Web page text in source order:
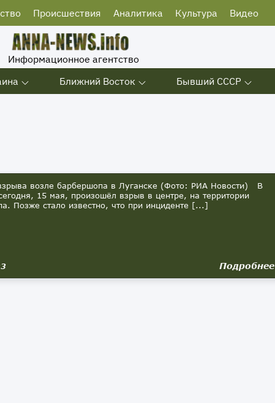
Происшествия Аналитика Культура Видео
Информационное агентство
Ближний Восток Бывший СССР
возле барбершопа в Луганске (Фото: РИА Новости) В
15 мая, произошёл взрыв в центре, на территории
Позже стало известно, что при инциденте [...]
Подробнее